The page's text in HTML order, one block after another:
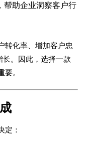
帮助企业洞察客户行
转化率、增加客户忠
。因此，选择一款
。
定：